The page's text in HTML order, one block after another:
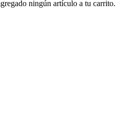
ningún artículo a tu carrito.